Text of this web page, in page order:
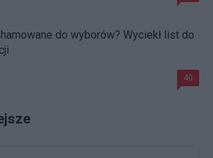
do wyborów? Wyciekł list do
40